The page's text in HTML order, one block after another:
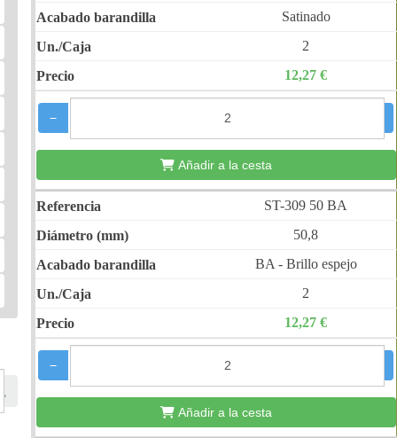
Satinado
2
12,27 €
−
Añadir a la cesta
ST-309 50 BA
50,8
BA - Brillo espejo
2
12,27 €
−
Añadir a la cesta